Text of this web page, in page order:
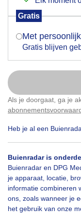
Gratis
Met
Gratis blijven
Als je doorgaat, ga je
Heb je al een
Buienradar is
Buienradar en DPG
je apparaat, locatie,
informatie combineren
ons, zoals wanneer je
het gebruik van onze
Door: Ton Wesselius
Sluierbewolking
Bekijk slideshow
Is
Nu
Klik